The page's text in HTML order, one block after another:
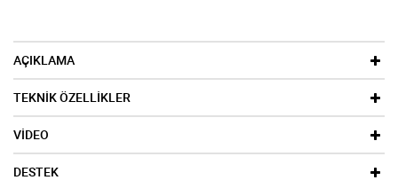
AÇIKLAMA
TEKNİK ÖZELLİKLER
VİDEO
DESTEK